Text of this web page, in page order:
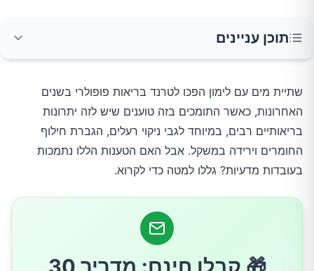
תוכן עניינים
1.מים עם לימון לניקוי רעלים
2.מים עם לימון מגבירים את חילוף החומרים
3.מים עם לימון וירידה במשקל
אז האם בכלל יש יתרונות לשתיית מים עם לימון?
סיכום
שתיית מים עם לימון הפכו לטרנד בריאות פופולרי בשנים
האחרונות, כאשר התומכים בזה טוענים שיש לזה יתרונות
בריאותיים רבים, במיוחד לגבי ניקוי רעלים, הגברת חילוף
החומרים וירידה במשקל. אבל האם הטענות הללו נתמכות
בעובדות מדעיות? גללו למטה כדי לקרוא.